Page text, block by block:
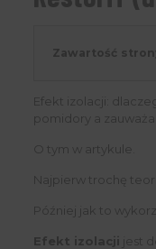
Zawartość
Efekt izolacji:
pomidory a
O tym w artykule.
Najpierw trochę
Później jak to
Efekt izolacji jest